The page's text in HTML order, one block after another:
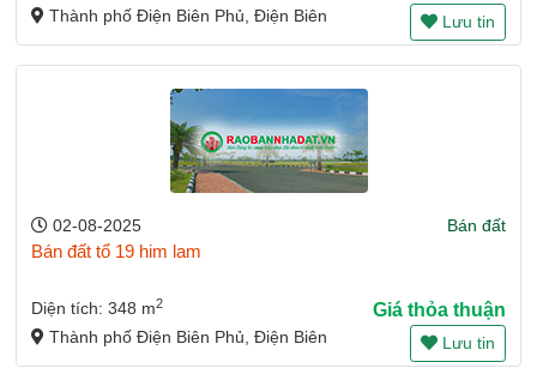
Thành phố Điện Biên Phủ, Điện Biên Lưu tin
02-08-2025 Bán đất
Bán đất tổ 19 him lam
Diện tích: 348 m2 Giá thỏa thuận
Thành phố Điện Biên Phủ, Điện Biên Lưu tin